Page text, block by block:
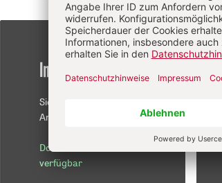
Im Einzelkauf
Sie erhalten diesen
Artikel als PDF-Datei.
Download sofort
verfügbar